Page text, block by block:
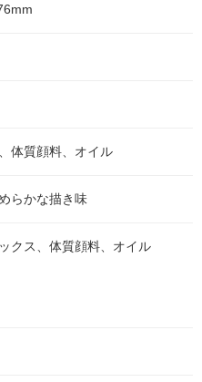
体質顔料、オイル
らかな描き味
クス、体質顔料、オイル